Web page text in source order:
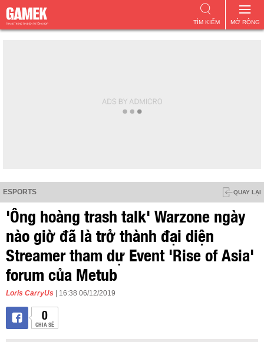
MỞ RỘNG
TÌM KIẾM
ESPORTS QUAY LẠI
'Ông hoàng trash talk' Warzone ngày
nào giờ đã là trở thành đại diện
Streamer tham dự Event 'Rise of Asia'
forum của Metub
Loris CarryUs | 16:38 06/12/2019
0
CHIA SẺ